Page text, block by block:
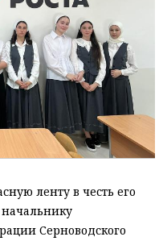
ленту в честь его
Серноводского